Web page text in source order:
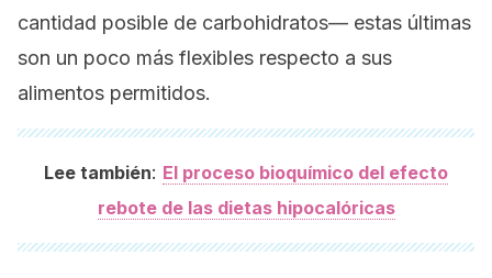
cantidad posible de carbohidratos— estas últimas
son un poco más flexibles respecto a sus
alimentos permitidos.
Lee también: El proceso bioquímico del efecto
rebote de las dietas hipocalóricas